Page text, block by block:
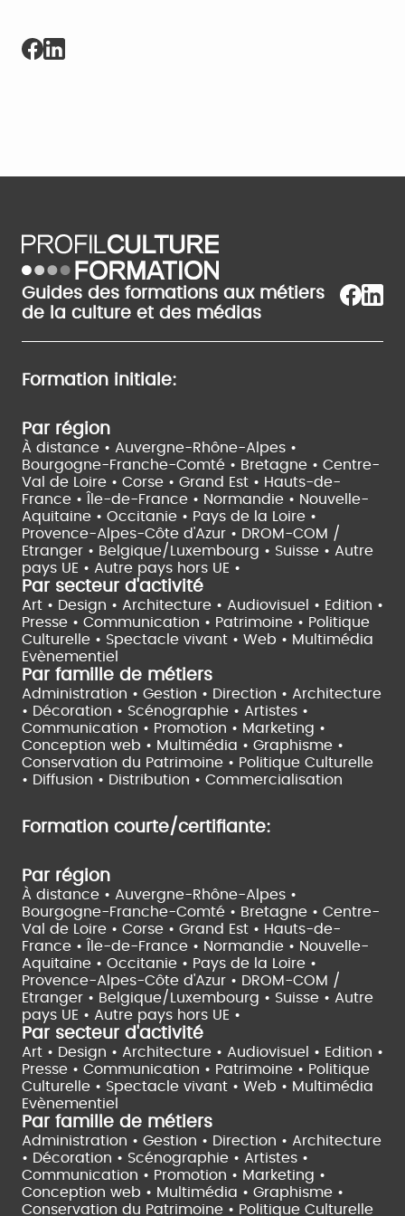
Guides des formations aux métiers
de la culture et des médias
Formation initiale:
Par région
À distance • Auvergne-Rhône-Alpes •
Bourgogne-Franche-Comté • Bretagne • Centre-
Val de Loire • Corse • Grand Est • Hauts-de-
France •
Île-de-France • Normandie • Nouvelle-
Aquitaine • Occitanie • Pays de la Loire •
Provence-Alpes-Côte d'Azur • DROM-COM /
Etranger • Belgique/Luxembourg • Suisse • Autre
pays UE • Autre pays hors UE •
Par secteur d'activité
Art • Design • Architecture • Audiovisuel • Edition •
Presse • Communication • Patrimoine • Politique
Culturelle • Spectacle vivant • Web • Multimédia
Evènementiel
Par famille de métiers
Administration • Gestion • Direction • Architecture
• Décoration • Scénographie • Artistes •
Communication • Promotion • Marketing •
Conception web • Multimédia • Graphisme •
Conservation du Patrimoine • Politique Culturelle
• Diffusion • Distribution • Commercialisation
Formation courte/certifiante:
Par région
À distance • Auvergne-Rhône-Alpes •
Bourgogne-Franche-Comté • Bretagne • Centre-
Val de Loire • Corse • Grand Est • Hauts-de-
France •
Île-de-France • Normandie • Nouvelle-
Aquitaine • Occitanie • Pays de la Loire •
Provence-Alpes-Côte d'Azur • DROM-COM /
Etranger • Belgique/Luxembourg • Suisse • Autre
pays UE • Autre pays hors UE •
Par secteur d'activité
Art • Design • Architecture • Audiovisuel • Edition •
Presse • Communication • Patrimoine • Politique
Culturelle • Spectacle vivant • Web • Multimédia
Evènementiel
Par famille de métiers
Administration • Gestion • Direction • Architecture
• Décoration • Scénographie • Artistes •
Communication • Promotion • Marketing •
Conception web • Multimédia • Graphisme •
Conservation du Patrimoine • Politique Culturelle